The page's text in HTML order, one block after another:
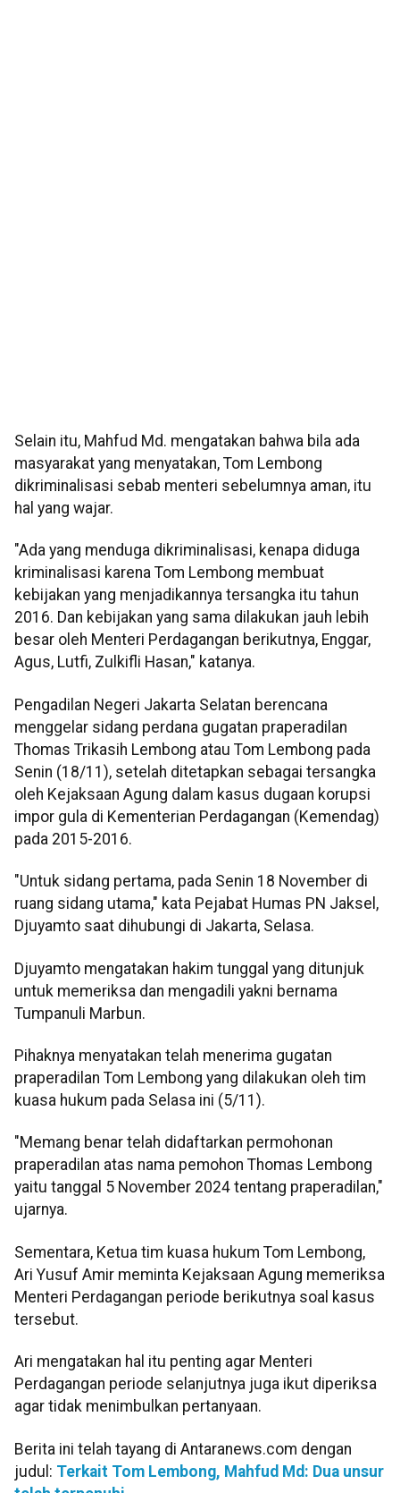
Selain itu, Mahfud Md. mengatakan bahwa bila ada
masyarakat yang menyatakan, Tom Lembong
dikriminalisasi sebab menteri sebelumnya aman, itu
hal yang wajar.
"Ada yang menduga dikriminalisasi, kenapa diduga
kriminalisasi karena Tom Lembong membuat
kebijakan yang menjadikannya tersangka itu tahun
2016. Dan kebijakan yang sama dilakukan jauh lebih
besar oleh Menteri Perdagangan berikutnya, Enggar,
Agus, Lutfi, Zulkifli Hasan," katanya.
Pengadilan Negeri Jakarta Selatan berencana
menggelar sidang perdana gugatan praperadilan
Thomas Trikasih Lembong atau Tom Lembong pada
Senin (18/11), setelah ditetapkan sebagai tersangka
oleh Kejaksaan Agung dalam kasus dugaan korupsi
impor gula di Kementerian Perdagangan (Kemendag)
pada 2015-2016.
"Untuk sidang pertama, pada Senin 18 November di
ruang sidang utama," kata Pejabat Humas PN Jaksel,
Djuyamto saat dihubungi di Jakarta, Selasa.
Djuyamto mengatakan hakim tunggal yang ditunjuk
untuk memeriksa dan mengadili yakni bernama
Tumpanuli Marbun.
Pihaknya menyatakan telah menerima gugatan
praperadilan Tom Lembong yang dilakukan oleh tim
kuasa hukum pada Selasa ini (5/11).
"Memang benar telah didaftarkan permohonan
praperadilan atas nama pemohon Thomas Lembong
yaitu tanggal 5 November 2024 tentang praperadilan,"
ujarnya.
Sementara, Ketua tim kuasa hukum Tom Lembong,
Ari Yusuf Amir meminta Kejaksaan Agung memeriksa
Menteri Perdagangan periode berikutnya soal kasus
tersebut.
Ari mengatakan hal itu penting agar Menteri
Perdagangan periode selanjutnya juga ikut diperiksa
agar tidak menimbulkan pertanyaan.
Berita ini telah tayang di Antaranews.com dengan
judul: Terkait Tom Lembong, Mahfud Md: Dua unsur